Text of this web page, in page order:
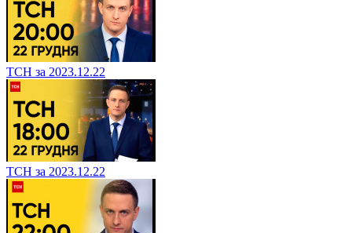
ТСН за 2023.12.22
ТСН за 2023.12.22